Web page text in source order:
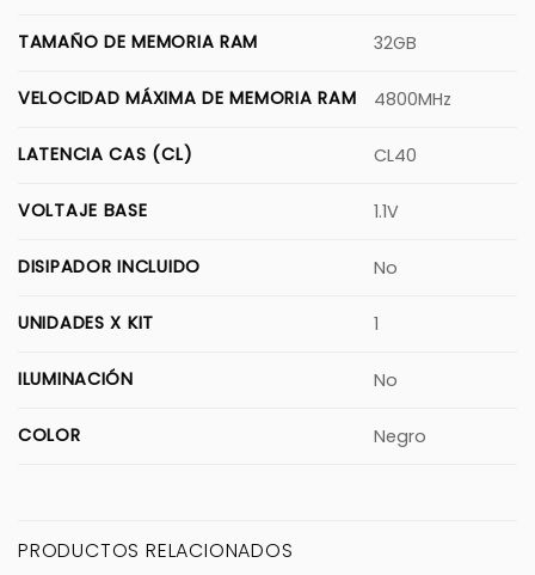
TAMAÑO DE MEMORIA RAM 32GB
VELOCIDAD MÁXIMA DE MEMORIA RAM 4800MHz
LATENCIA CAS (CL) CL40
VOLTAJE BASE 1.1V
DISIPADOR INCLUIDO No
UNIDADES X KIT 1
ILUMINACIÓN No
COLOR Negro
PRODUCTOS RELACIONADOS